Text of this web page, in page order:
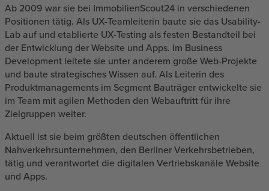
Ab 2009 war sie bei ImmobilienScout24 in verschiedenen
Positionen tätig. Als UX-Teamleiterin baute sie das Usability-
Lab auf und etablierte UX-Testing als festen Bestandteil bei
der Entwicklung der Website und Apps. Im Business
Development leitete sie unter anderem große Web-Projekte
und baute strategisches Wissen auf. Als Leiterin des
Produktmanagements im Segment Bauträger entwickelte sie
im Team mit agilen Methoden den Webauftritt für ihre
Zielgruppen weiter.
Aktuell ist sie beim größten deutschen öffentlichen
Nahverkehrsunternehmen, den Berliner Verkehrsbetrieben,
tätig und verantwortet die digitalen Vertriebskanäle Website
und Apps.